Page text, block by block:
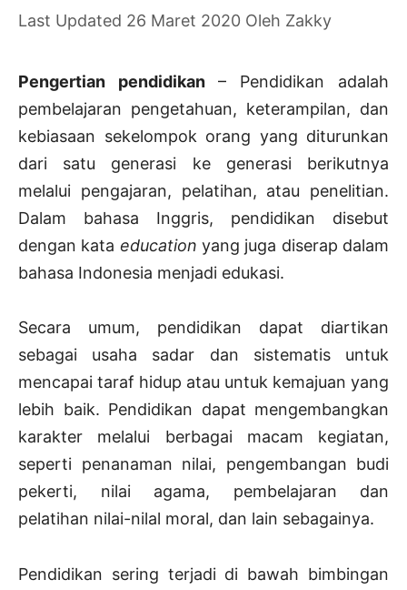
26 Maret 2020 Oleh Zakky
Pengertian pendidikan – Pendidikan adalah
pembelajaran pengetahuan, keterampilan, dan
kebiasaan sekelompok orang yang diturunkan
dari satu generasi ke generasi berikutnya
melalui pengajaran, pelatihan, atau penelitian.
Dalam bahasa Inggris, pendidikan disebut
dengan kata educationyang juga diserap dalam
bahasa Indonesia menjadi edukasi.
Secara umum, pendidikan dapat diartikan
sebagai usaha sadar dan sistematis untuk
mencapai taraf hidup atau untuk kemajuan yang
lebih baik. Pendidikan dapat mengembangkan
karakter melalui berbagai macam kegiatan,
seperti penanaman nilai, pengembangan budi
pekerti, nilai agama, pembelajaran dan
pelatihan nilai-nilal moral, dan lain sebagainya.
Pendidikan sering terjadi di bawah bimbingan